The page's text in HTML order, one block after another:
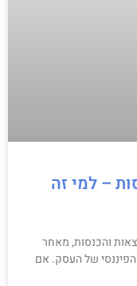
– למי זה
והכנסות, מאחר
הפיננסי של העסק. אם